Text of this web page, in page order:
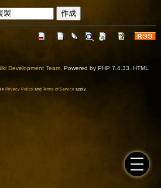
Development Team. Powered by PHP 7.4.33. HTML
Privacy Policyand Terms of Serviceapply.